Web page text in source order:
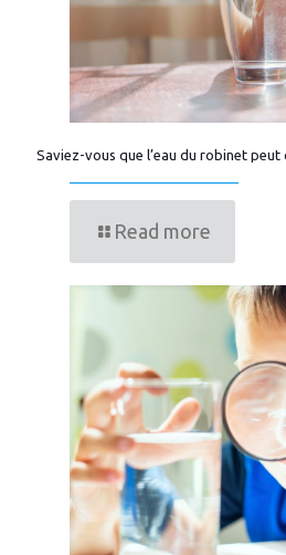
Saviez-vous que l’eau du robinet
Read more